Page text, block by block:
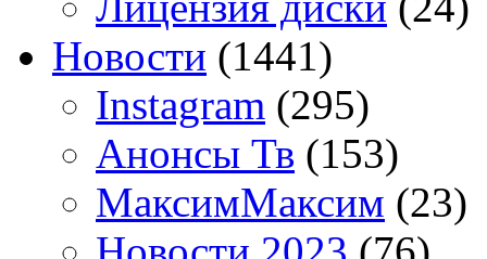
Новости (1441)
Instagram (295)
Анонсы Тв (153)
МаксимМаксим (23)